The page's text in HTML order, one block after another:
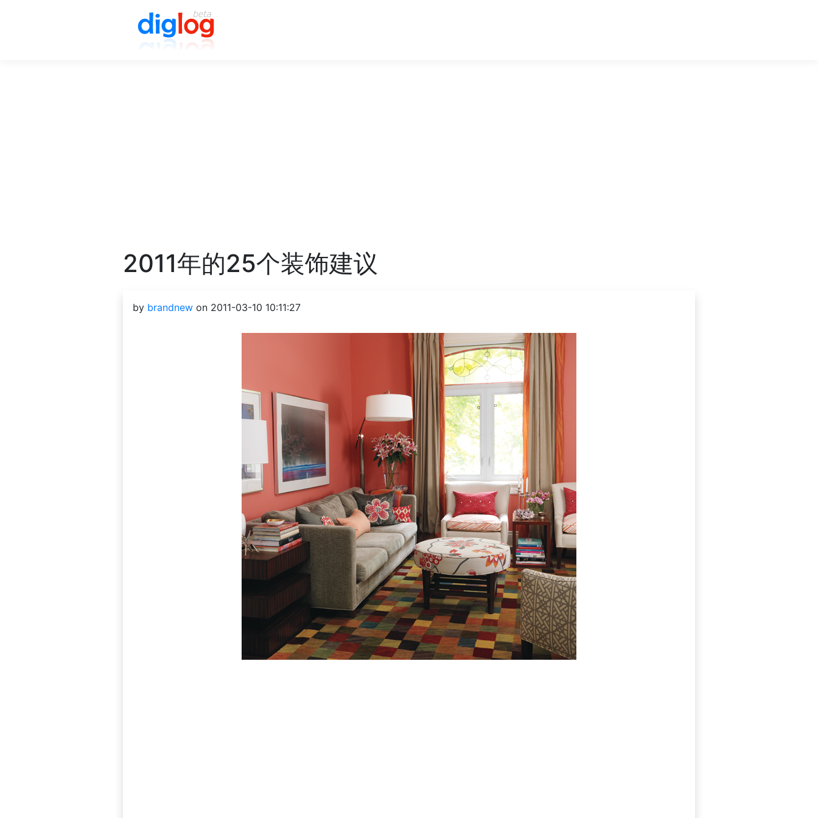
2011年的25个装饰建议
by brandnew on 2011-03-10 10:11:27